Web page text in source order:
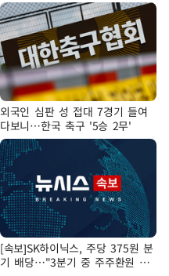
외국인 심판 성 접대 7경기 들여
다보니…한국 축구 '5승 2무'
[속보]SK하이닉스, 주당 375원 분
기 배당…"3분기 중 주주환원 방